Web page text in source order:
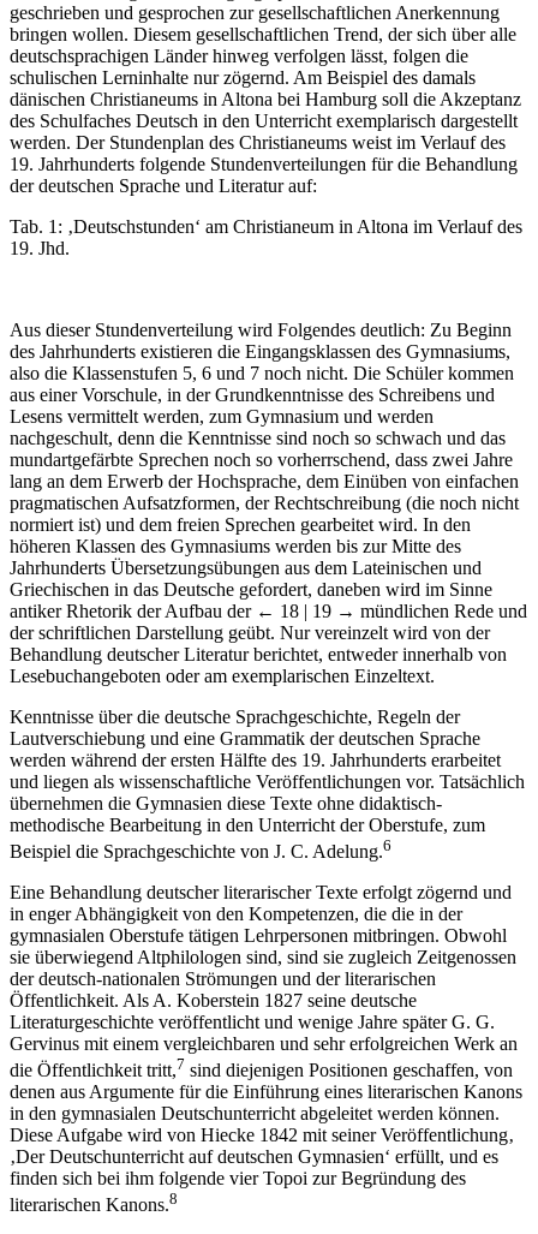
geschrieben und gesprochen zur gesellschaftlichen Anerkennung
bringen wollen. Diesem gesellschaftlichen Trend, der sich über alle
deutschsprachigen Länder hinweg verfolgen lässt, folgen die
schulischen Lerninhalte nur zögernd. Am Beispiel des damals
dänischen Christianeums in Altona bei Hamburg soll die Akzeptanz
des Schulfaches Deutsch in den Unterricht exemplarisch dargestellt
werden. Der Stundenplan des Christianeums weist im Verlauf des
19. Jahrhunderts folgende Stundenverteilungen für die Behandlung
der deutschen Sprache und Literatur auf:
Tab. 1: ‚Deutschstunden‘ am Christianeum in Altona im Verlauf des
19. Jhd.
Aus dieser Stundenverteilung wird Folgendes deutlich: Zu Beginn
des Jahrhunderts existieren die Eingangsklassen des Gymnasiums,
also die Klassenstufen 5, 6 und 7 noch nicht. Die Schüler kommen
aus einer Vorschule, in der Grundkenntnisse des Schreibens und
Lesens vermittelt werden, zum Gymnasium und werden
nachgeschult, denn die Kenntnisse sind noch so schwach und das
mundartgefärbte Sprechen noch so vorherrschend, dass zwei Jahre
lang an dem Erwerb der Hochsprache, dem Einüben von einfachen
pragmatischen Aufsatzformen, der Rechtschreibung (die noch nicht
normiert ist) und dem freien Sprechen gearbeitet wird. In den
höheren Klassen des Gymnasiums werden bis zur Mitte des
Jahrhunderts Übersetzungsübungen aus dem Lateinischen und
Griechischen in das Deutsche gefordert, daneben wird im Sinne
antiker Rhetorik der Aufbau der ← 18 | 19 → mündlichen Rede und
der schriftlichen Darstellung geübt. Nur vereinzelt wird von der
Behandlung deutscher Literatur berichtet, entweder innerhalb von
Lesebuchangeboten oder am exemplarischen Einzeltext.
Kenntnisse über die deutsche Sprachgeschichte, Regeln der
Lautverschiebung und eine Grammatik der deutschen Sprache
werden während der ersten Hälfte des 19. Jahrhunderts erarbeitet
und liegen als wissenschaftliche Veröffentlichungen vor. Tatsächlich
übernehmen die Gymnasien diese Texte ohne didaktisch-
methodische Bearbeitung in den Unterricht der Oberstufe, zum
Beispiel die Sprachgeschichte von J. C. Adelung.6
Eine Behandlung deutscher literarischer Texte erfolgt zögernd und
in enger Abhängigkeit von den Kompetenzen, die die in der
gymnasialen Oberstufe tätigen Lehrpersonen mitbringen. Obwohl
sie überwiegend Altphilologen sind, sind sie zugleich Zeitgenossen
der deutsch-nationalen Strömungen und der literarischen
Öffentlichkeit. Als A. Koberstein 1827 seine deutsche
Literaturgeschichte veröffentlicht und wenige Jahre später G. G.
Gervinus mit einem vergleichbaren und sehr erfolgreichen Werk an
die Öffentlichkeit tritt,7 sind diejenigen Positionen geschaffen, von
denen aus Argumente für die Einführung eines literarischen Kanons
in den gymnasialen Deutschunterricht abgeleitet werden können.
Diese Aufgabe wird von Hiecke 1842 mit seiner Veröffentlichung‚
‚Der Deutschunterricht auf deutschen Gymnasien‘ erfüllt, und es
finden sich bei ihm folgende vier Topoi zur Begründung des
literarischen Kanons.8